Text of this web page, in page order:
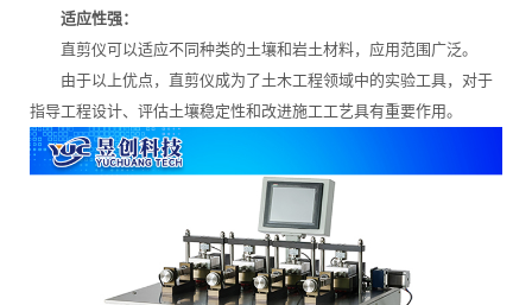
适应性强：
直剪仪可以适应不同种类的土壤和岩土材料，应用范围广泛。
由于以上优点，直剪仪成为了土木工程领域中的实验工具，对于
指导工程设计、评估土壤稳定性和改进施工工艺具有重要作用。